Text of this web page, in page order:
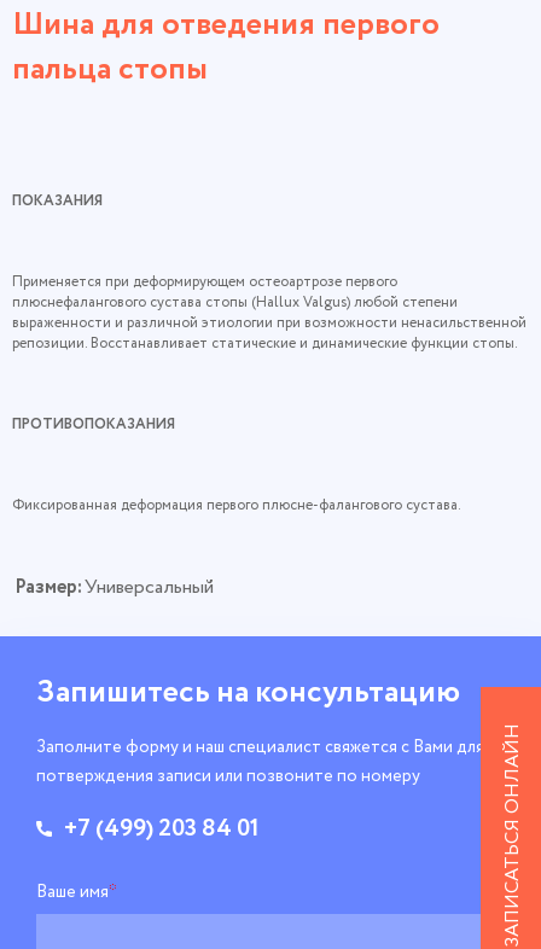
Шина для отведения первого
пальца стопы
ПОКАЗАНИЯ
Применяется при деформирующем остеоартрозе первого
плюснефалангового сустава стопы (Hallux Valgus) любой степени
выраженности и различной этиологии при возможности ненасильственной
репозиции. Восстанавливает статические и динамические функции стопы.
ПРОТИВОПОКАЗАНИЯ
Фиксированная деформация первого плюсне-фалангового сустава.
Размер:Универсальный
Запишитесь на консультацию
Заполните форму и наш специалист свяжется с Вами для
потверждения записи или позвоните по номеру
+7 (499) 203 84 01
Ваше имя* ЗАПИСАТЬСЯ ОНЛАЙН